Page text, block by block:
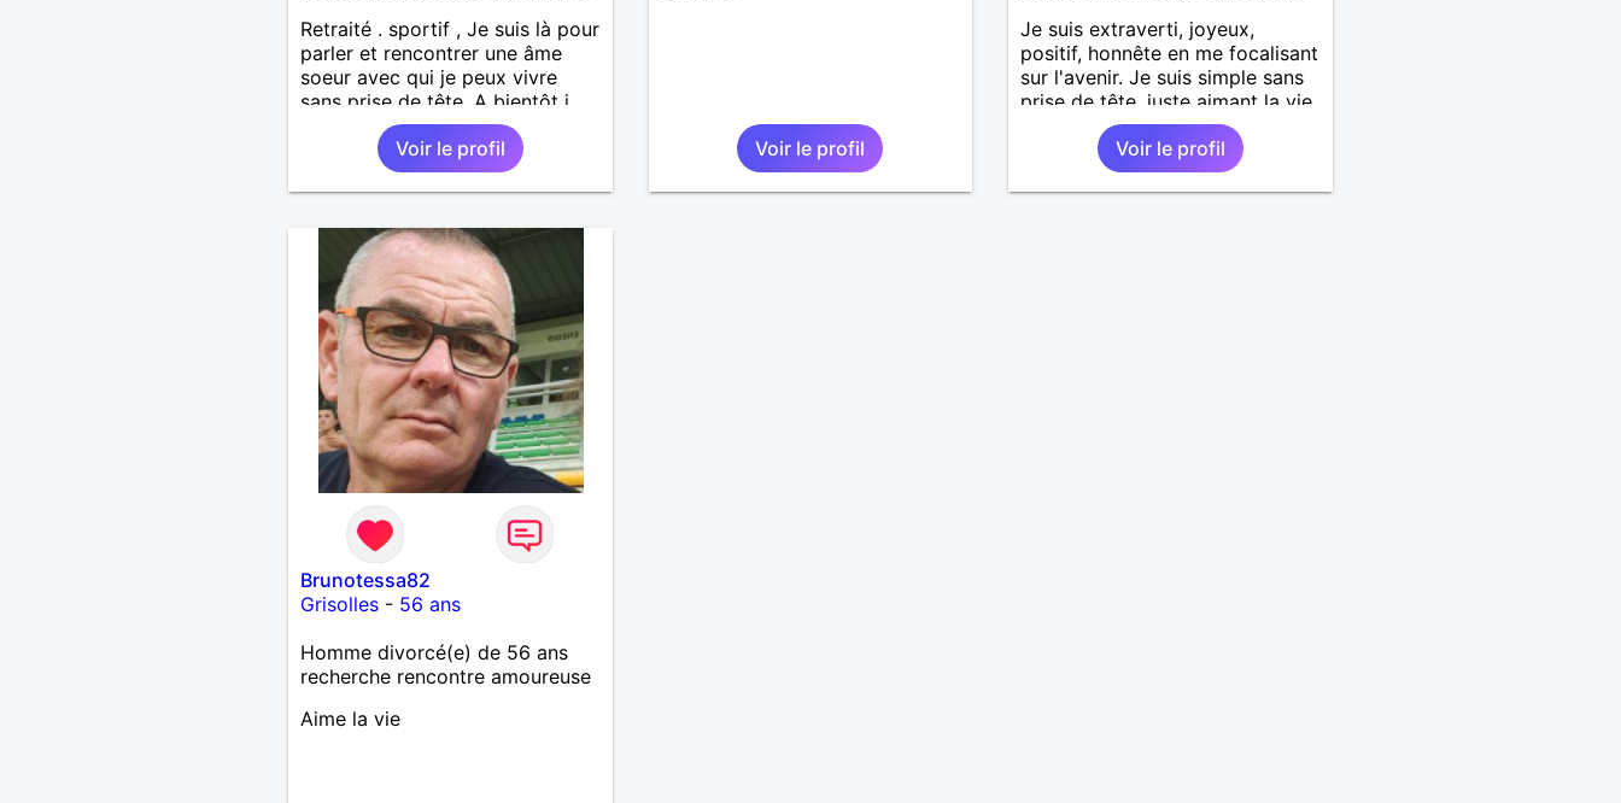
Retraité . sportif , Je suis là pour
parler et rencontrer une âme
soeur avec qui je peux vivre
sans prise de tête. A bientôt j
espère . Amicalement
Voir le profil
Voir le profil
Je suis extraverti, joyeux,
positif, honnête en me focalisant
sur l'avenir. Je suis simple sans
prise de tête, juste aimant la vie.
Toujours en pensées positives,
heureux de vivre. Malgré mon
veuvage je me tourne vers
l'avenir pour une deuxième vie
Voir le profil
Brunotessa82
Grisolles- 56 ans
Homme divorcé(e) de 56 ans
recherche rencontre amoureuse
Aime la vie